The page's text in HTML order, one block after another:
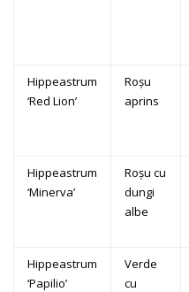
Hippeastrum
‘Red Lion’
Roșu
aprins
Hippeastrum
‘Minerva’
Roșu cu
dungi
albe
Hippeastrum
‘Papilio’
Verde
cu